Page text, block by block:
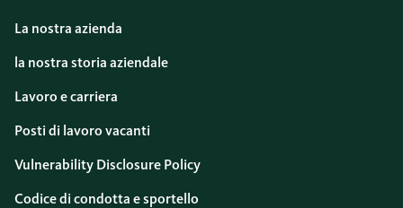
La nostra azienda
la nostra storia aziendale
Lavoro e carriera
Posti di lavoro vacanti
Vulnerability Disclosure Policy
Codice di condotta e sportello